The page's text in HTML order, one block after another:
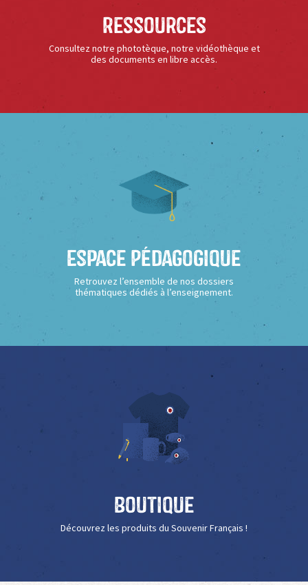
Ressources
Consultez notre phototèque, notre vidéothèque et
des documents en libre accès.
Espace Pédagogique
Retrouvez l’ensemble de nos dossiers
thématiques dédiés à l’enseignement.
Boutique
Découvrez les produits du Souvenir Français !